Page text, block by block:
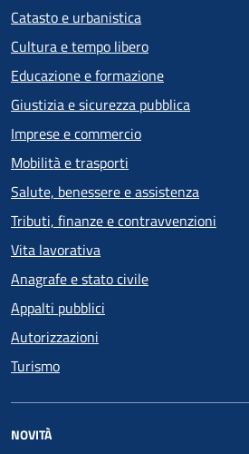
Catasto e urbanistica
Cultura e tempo libero
Educazione e formazione
Giustizia e sicurezza pubblica
Imprese e commercio
Mobilità e trasporti
Salute, benessere e assistenza
Tributi, finanze e contravvenzioni
Vita lavorativa
Anagrafe e stato civile
Appalti pubblici
Autorizzazioni
Turismo
NOVITÀ